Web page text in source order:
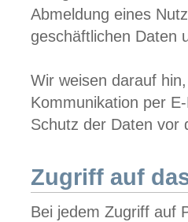
Abmeldung eines
geschäftlichen Daten
Wir weisen darauf
Kommunikation per
Schutz der Daten vor
Zugriff auf
Bei jedem Zugriff auf